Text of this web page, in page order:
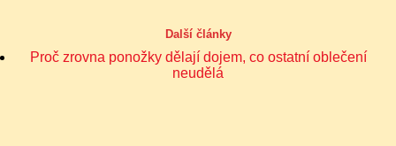
Další články
Proč zrovna ponožky dělají dojem, co ostatní oblečení
neudělá